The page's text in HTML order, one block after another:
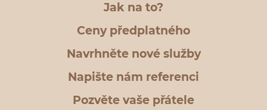
Jak na to?
Ceny předplatného
Navrhněte nové služby
Napište nám referenci
Pozvěte vaše přátele